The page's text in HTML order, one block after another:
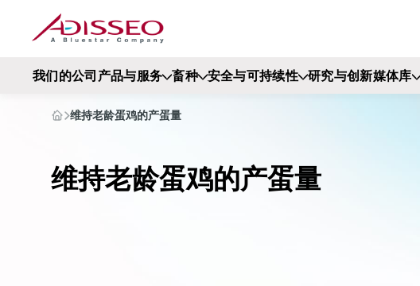
我们的公司产品与服务 畜种 安全与可持续性 研究与创新媒体库
维持老龄蛋鸡的产蛋量
维持老龄蛋鸡的产蛋量